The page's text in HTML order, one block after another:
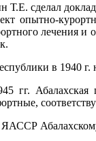
Т.Е. сделал
опытно-
лечения и
в
Абалахская